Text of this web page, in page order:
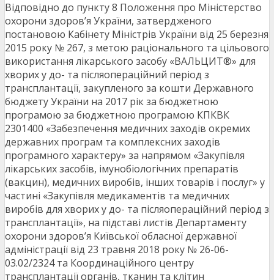
Відповідно до пункту 8 Положення про Міністерство
охорони здоров’я України, затвердженого
постановою Кабінету Міністрів України від 25 березня
2015 року № 267, з метою раціонального та цільового
використання лікарського засобу «ВАЛЬЦИТ®» для
хворих у до- та післяопераційний період з
трансплантації, закупленого за кошти Державного
бюджету України на 2017 рік за бюджетною
програмою за бюджетною програмою КПКВК
2301400 «Забезпечення медичних заходів окремих
державних програм та комплексних заходів
програмного характеру» за напрямом «Закупівля
лікарських засобів, імунобіологічних препаратів
(вакцин), медичних виробів, інших товарів і послуг» у
частині «Закупівля медикаментів та медичних
виробів для хворих у до- та післяопераційний період з
трансплантації», на підставі листів Департаменту
охорони здоров’я Київської обласної державної
адміністрації від 23 травня 2018 року № 26-06-
03.02/2324 та Координаційного центру
трансплантації органів, тканин та клітин